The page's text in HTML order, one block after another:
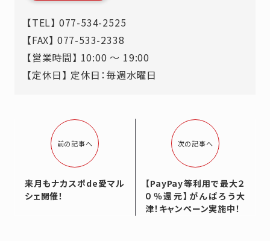
【TEL】 077-534-2525
【FAX】 077-533-2338
【営業時間】 10:00 ～ 19:00
【定休日】 定休日：毎週水曜日
前の記事へ
来月もナカスポde愛マル
シェ開催！
次の記事へ
【PayPay等利用で最大２
０％還元】がんばろう大
津！キャンペーン実施中！